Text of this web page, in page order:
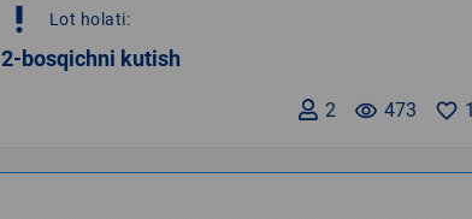
priority_high Lot holati:
2-bosqichni kutish
favorite_border 1
remove_red_eye 473
2